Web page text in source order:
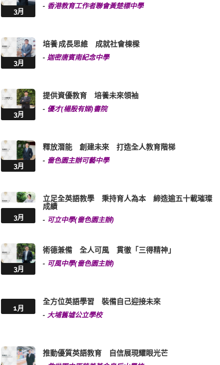
3月
- 香港教育工作者聯會黃楚標中學
3月
培養 成長思維 成就社會棟樑
- 迦密唐賓南紀念中學
3月
提供資優教育 培養未來領袖
- 優才(楊殷有娣)書院
3月
釋放潛能 創建未來 打造全人教育階梯
- 嗇色園主辦可藝中學
3月
立足全英語教學 秉持育人為本 締造逾五十載璀璨
成績
- 可立中學(嗇色園主辦)
3月
術德兼備 全人可風 貫徹「三得精神」
- 可風中學(嗇色園主辦)
1月
全方位英語學習 裝備自己迎接未來
- 大埔舊墟公立學校
推動優質英語教育 自信展現耀眼光芒